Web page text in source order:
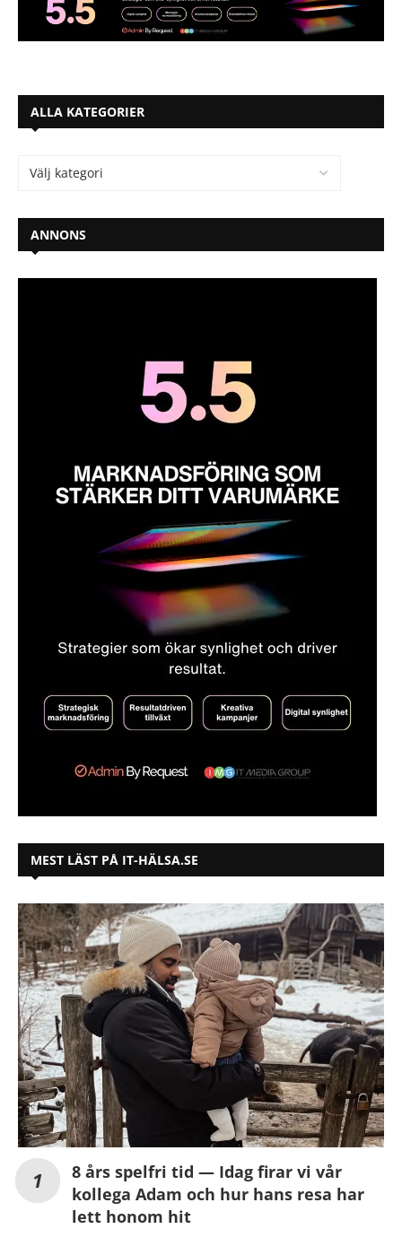
ALLA KATEGORIER
ANNONS
MEST LÄST PÅ IT-HÄLSA.SE
8 års spelfri tid — Idag firar vi vår
kollega Adam och hur hans resa har
lett honom hit